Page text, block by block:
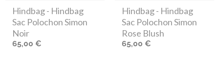
Hindbag- Hindbag
Sac Polochon Simon
Noir
65,00 €
Hindbag- Hindbag
Sac Polochon Simon
Rose Blush
65,00 €